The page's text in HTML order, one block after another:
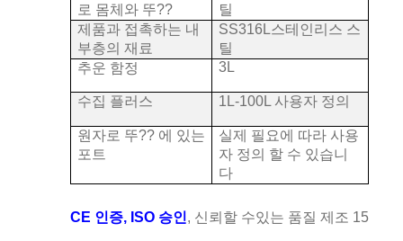
로 몸체와 뚜??
틸
제품과 접촉하는 내
부층의 재료
SS316L스테인리스 스
틸
추운 함정
3L
수집 플러스 1L-100L 사용자 정의
원자로 뚜?? 에 있는
포트
실제 필요에 따라 사용
자 정의 할 수 있습니
다
CE 인증, ISO 승인, 신뢰할 수있는 품질 제조 15